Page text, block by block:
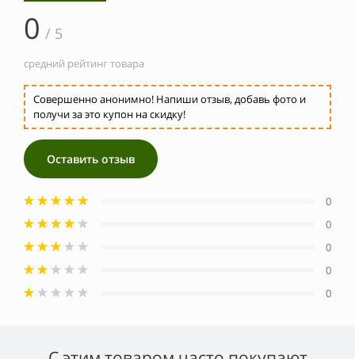
0 / 5
средний рейтинг товара
Совершенно анонимно! Напиши отзыв, добавь фото и
получи за это купон на скидку!
Оставить отзыв
0
0
0
0
0